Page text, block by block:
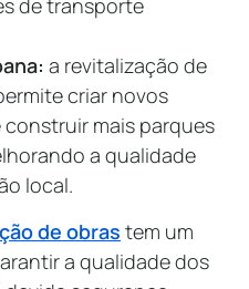
de transporte
a revitalização de
criar novos
mais parques
a qualidade
local.
de obras tem um
a qualidade dos